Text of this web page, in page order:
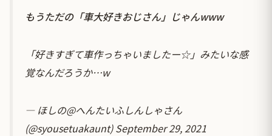
もうただの「車大好きおじさん」じゃんwww
「好きすぎて車作っちゃいましたー☆」みたいな感
覚なんだろうか…w
— ほしの@へんたいふしんしゃさん
(@syousetuakaunt)September 29, 2021